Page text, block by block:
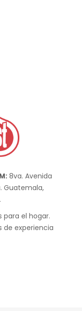
8va. Avenida
Guatemala,
para el hogar.
de experiencia